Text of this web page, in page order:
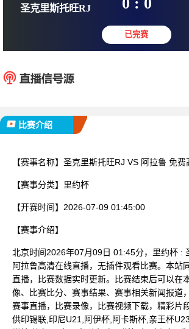
2026-07-09
0 : 0
比赛介绍
【赛事名称】 圣克里斯托旺RJ VS 阿拉鲁 免费
【赛事分类】 里约杯
【开赛时间】 2026-07-09 01:45:00
【赛事介绍】
北京时间2026年07月09日 01:45分，里约杯 :
阿拉鲁高清在线直播，无插件观看比赛。本站
直播，比赛数据实时更新。比赛结束后可以在
像、比赛比分、赛事结果、赛事相关新闻报道
赛事直播，比赛录像，比赛视频下载，精彩片
供印锡联,印尼U21,阿伊杯,阿卡斯杯,亲王杯